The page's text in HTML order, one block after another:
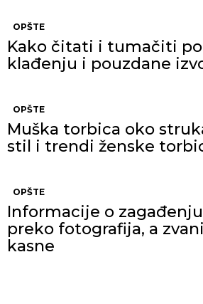
OPŠTE
Kako čitati i tumačiti
klađenju i pouzdane
OPŠTE
Muška torbica oko
stil i trendi ženske
OPŠTE
Informacije o
preko fotografija, a
kasne